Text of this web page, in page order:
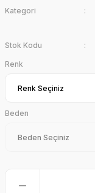
Kategori
Stok Kodu
Renk
Beden